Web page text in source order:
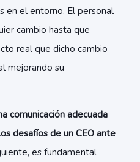
en el entorno. El personal
cambio hasta que
real que dicho cambio
mejorando su
comunicación adecuada
desafíos de un CEO ante
es fundamental